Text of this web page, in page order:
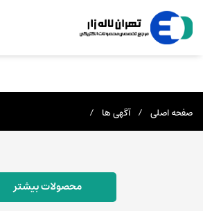
تهران خیابان لالەزار جنوبی پاساژ بوشهری طبقه
صفحه اصلی / آگهی ها /
محصولات بیشتر